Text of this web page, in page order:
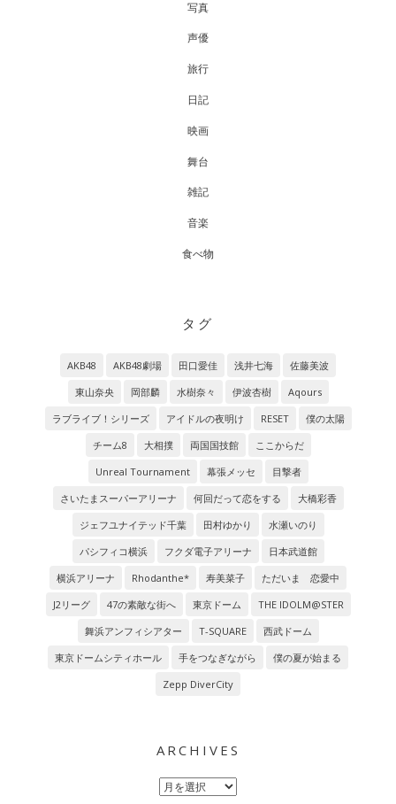
写真
声優
旅行
日記
映画
舞台
雑記
音楽
食べ物
タグ
AKB48 AKB48劇場 田口愛佳 浅井七海
佐藤美波
東山奈央
岡部麟 水樹奈々 伊波杏樹
Aqours
ラブライブ！シリーズ
アイドルの夜明け RESET
僕の太陽
チーム8
大相撲 両国国技館
ここからだ
Unreal Tournament
幕張メッセ
目撃者
さいたまスーパーアリーナ
何回だって恋をする
大橋彩香
ジェフユナイテッド千葉
田村ゆかり
水瀬いのり
パシフィコ横浜
フクダ電子アリーナ
日本武道館
横浜アリーナ
Rhodanthe* 寿美菜子
ただいま 恋愛中
J2リーグ
47の素敵な街へ 東京ドーム
THE IDOLM@STER
舞浜アンフィシアター
T-SQUARE
西武ドーム
東京ドームシティホール
手をつなぎながら
僕の夏が始まる
Zepp DiverCity
ARCHIVES
Archives